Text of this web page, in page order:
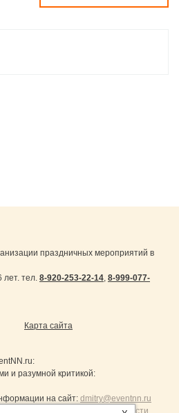
праздничных мероприятий в
лет. тел. 8-920-253-22-14, 8-999-077-
Карта сайта
:
и разумной критикой:
на сайт: dmitry@eventnn.ru
и политика конфиденциальности